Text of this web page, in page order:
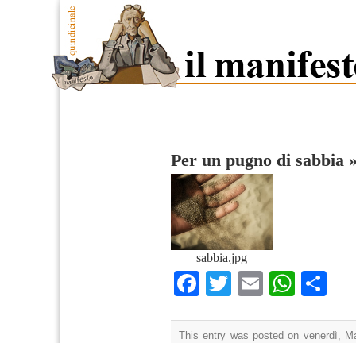
Per un pugno di sabbia
sabbia.jpg
Facebook
TwitterEmail
This entry was posted on venerdì,